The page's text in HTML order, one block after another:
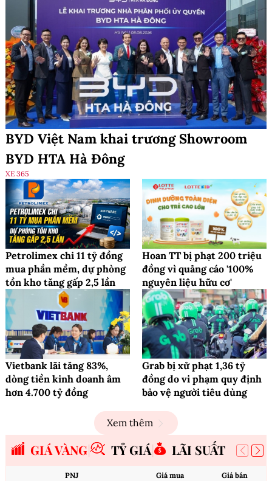
BYD Việt Nam khai trương Showroom
BYD HTA Hà Đông
XE 365
Petrolimex chi 11 tỷ đồng
mua phần mềm, dự phòng
tồn kho tăng gấp 2,5 lần
Hoan TT bị phạt 200 triệu
đồng vì quảng cáo '100%
nguyên liệu hữu cơ'
Vietbank lãi tăng 83%,
dòng tiền kinh doanh âm
hơn 4.700 tỷ đồng
Grab bị xử phạt 1,36 tỷ
đồng do vi phạm quy định
bảo vệ người tiêu dùng
Xem thêm
GIÁ VÀNG TỶ GIÁ LÃI SUẤT
PNJ Giá mua Giá bán